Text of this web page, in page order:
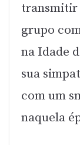
transmitir
grupo
na Idade
sua
com um
naquela